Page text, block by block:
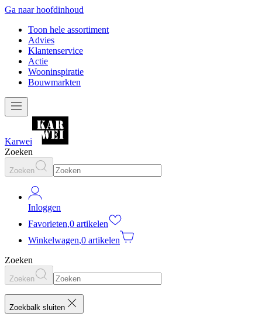
Ga naar hoofdinhoud
Toon hele assortiment
Advies
Klantenservice
Actie
Wooninspiratie
Bouwmarkten
Karwei
Zoeken
Zoeken
Inloggen
Favorieten,0 artikelen
Winkelwagen,0 artikelen
Zoeken
Zoeken
Zoekbalk sluiten